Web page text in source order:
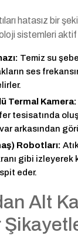
hatasız bir
sistemleri aktif
Temiz su
ses
Termal Kamera:
tesisatında
arkasından
Robotları:
gibi izleyerek
eder.
Alt